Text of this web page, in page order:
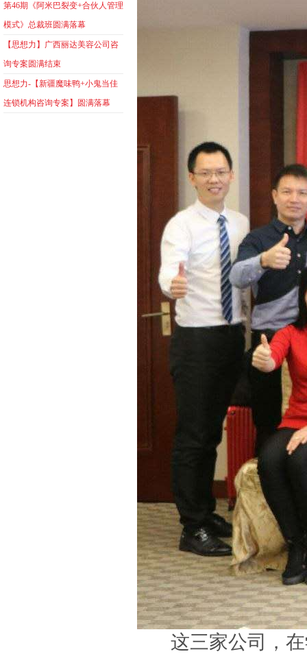
第46期《阿米巴裂变+合伙人管理
模式》总裁班圆满落幕
【思想力】广西丽达美容公司咨
询专案圆满结束
思想力-【新疆魔味鸭+小鬼当佳
连锁机构咨询专案】圆满落幕
这三家公司，在